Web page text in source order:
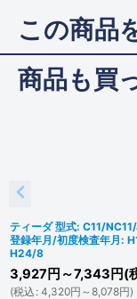
この商品
商品も買
ティーダ 型式: C11/
登録年月/初度検査年月:
H24/8
3,927 円 ～7,343 円(
(税込 : 4,320円 ～8,078円)